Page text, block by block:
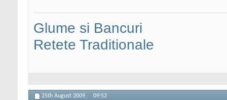
Glume si Bancuri
Retete Traditionale
25th August 2009, 09:52